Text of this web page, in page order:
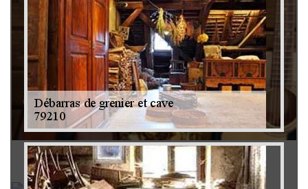
Rachat instrument de musique 79